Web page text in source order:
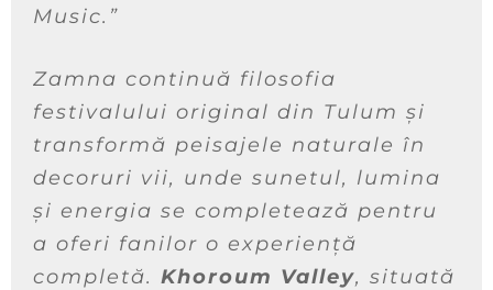
Music.”
Zamna continuă filosofia
festivalului original din Tulum și
transformă peisajele naturale în
decoruri vii, unde sunetul, lumina
și energia se completează pentru
a oferi fanilor o experiență
completă. Khoroum Valley, situată